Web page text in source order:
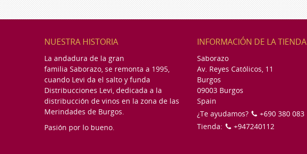
NUESTRA HISTORIA
La andadura de la gran
familia Saborazo , se remonta a 1995,
cuando Levi da el salto y funda
Distribucciones Levi, dedicada a la
distribucción de vinos en la zona de las
Merindades de Burgos.
Pasión por lo bueno.
INFORMACIÓN DE LA TIENDA
Saborazo
Av. Reyes Católicos, 11
Burgos
09003 Burgos
Spain
¿Te ayudamos?
+690 380 083
Tienda:
+947240112